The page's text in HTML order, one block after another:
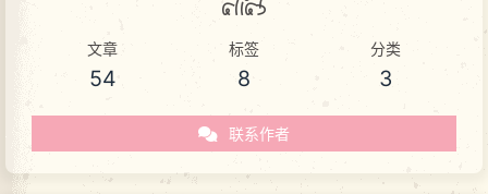
文章
54
标签
8
分类
3
联系作者